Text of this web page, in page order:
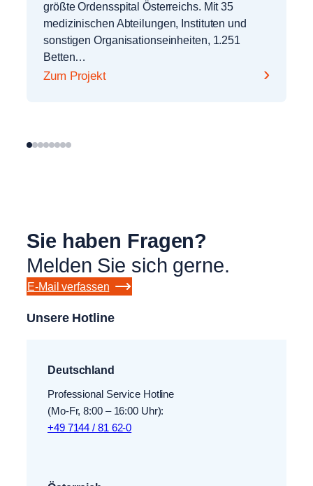
größte Ordensspital Österreichs. Mit 35
medizinischen Abteilungen, Instituten und
sonstigen Organisationseinheiten, 1.251
Betten…
Zum Projekt ›
Sie haben Fragen?
Melden Sie sich gerne.
E-Mail verfassen
Unsere Hotline
Deutschland
Professional Service Hotline
(Mo-Fr, 8:00 – 16:00 Uhr):
+49 7144 / 81 62-0